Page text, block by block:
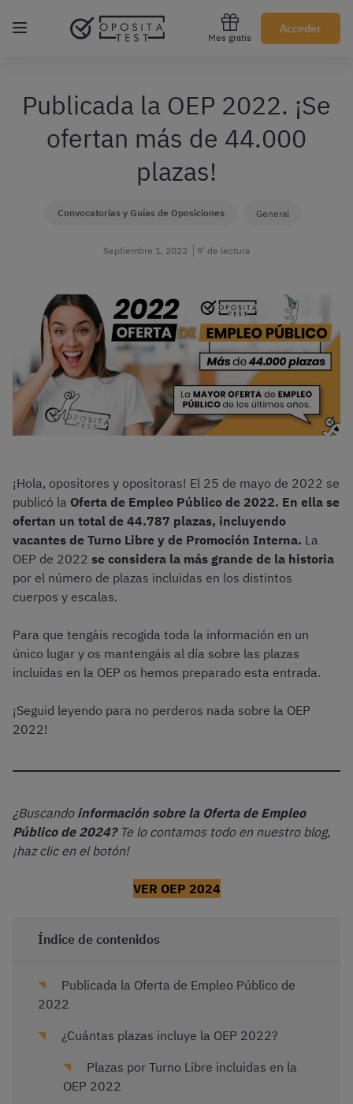
Mes gratis
Acceder
Regístrate gratis
Publicada la OEP 2022. ¡Se
ofertan más de 44.000
plazas!
Convocatorias y Guías de Oposiciones General
Septiembre 1, 2022 9’ de lectura
¡Hola, opositores y opositoras! El 25 de mayo de 2022 se
publicó la Oferta de Empleo Público de 2022. En ella se
ofertan un total de 44.787 plazas, incluyendo
vacantes de Turno Libre y de Promoción Interna. La
OEP de 2022 se considera la más grande de la historia
por el número de plazas incluidas en los distintos
cuerpos y escalas.
Para que tengáis recogida toda la información en un
único lugar y os mantengáis al día sobre las plazas
incluidas en la OEP os hemos preparado esta entrada.
¡Seguid leyendo para no perderos nada sobre la OEP
2022!
¿Buscando información sobre la Oferta de Empleo
Público de 2024?Te lo contamos todo en nuestro blog,
¡haz clic en el botón!
VER OEP 2024
Índice de contenidos
Publicada la Oferta de Empleo Público de
2022
¿Cuántas plazas incluye la OEP 2022?
Plazas por Turno Libre incluidas en la
OEP 2022